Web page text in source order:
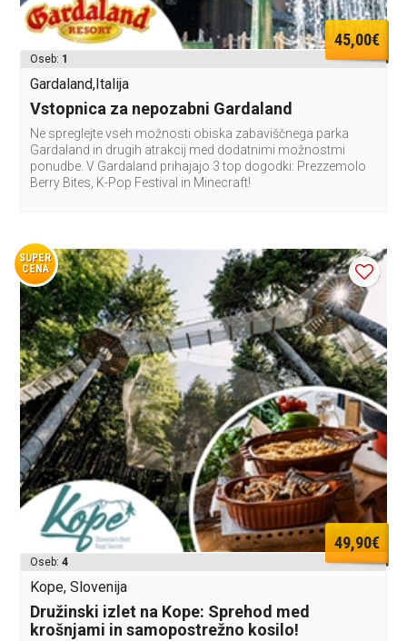
45,00€
Oseb: 1
Gardaland,Italija
Vstopnica za nepozabni Gardaland
Ne spreglejte vseh možnosti obiska zabaviščnega parka
Gardaland in drugih atrakcij med dodatnimi možnostmi
ponudbe. V Gardaland prihajajo 3 top dogodki: Prezzemolo
Berry Bites, K-Pop Festival in Minecraft!
SUPER
CENA
49,90€
Oseb:4
Kope, Slovenija
Družinski izlet na Kope: Sprehod med
krošnjami in samopostrežno kosilo!